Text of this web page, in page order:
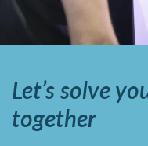
Let’s solve
together